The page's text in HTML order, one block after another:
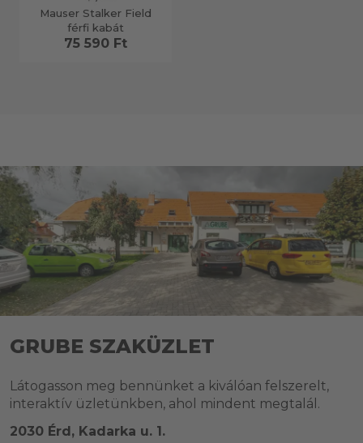
Mauser Stalker Field
férfi kabát
75 590 Ft
GRUBE SZAKÜZLET
Látogasson meg bennünket a kiválóan felszerelt,
interaktív üzletünkben, ahol mindent megtalál.
2030 Érd, Kadarka u. 1.